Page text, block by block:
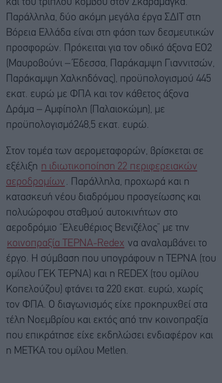
και του τριπλού κόμβου στον Σκαραμαγκά.
Παράλληλα, δύο ακόμη μεγάλα έργα ΣΔΙΤ στη
Βόρεια Ελλάδα είναι στη φάση των δεσμευτικών
προσφορών. Πρόκειται για τον οδικό άξονα ΕΟ2
(Μαυροβούνι – Έδεσσα, Παράκαμψη Γιαννιτσών,
Παράκαμψη Χαλκηδόνας), προϋπολογισμού 445
εκατ. ευρώ με ΦΠΑ και τον κάθετος άξονα
Δράμα – Αμφίπολη (Παλαιοκώμη), με
προϋπολογισμό248,5 εκατ. ευρώ.
Στον τομέα των αερομεταφορών, βρίσκεται σε
εξέλιξη η ιδιωτικοποίηση 22 περιφερειακών
αεροδρομίων . Παράλληλα, προχωρά και η
κατασκευή νέου διαδρόμου προσγείωσης και
πολυώροφου σταθμού αυτοκινήτων στο
αεροδρόμιο “Ελευθέριος Βενιζέλος” με την
κοινοπραξία ΤΕΡΝΑ-Redex να αναλαμβάνει το
έργο. Η σύμβαση που υπογράφουν η ΤΕΡΝΑ (του
ομίλου ΓΕΚ ΤΕΡΝΑ) και η REDEX (του ομίλου
Κοπελούζου) φτάνει τα 220 εκατ. ευρώ, χωρίς
τον ΦΠΑ. Ο διαγωνισμός είχε προκηρυχθεί στα
τέλη Νοεμβρίου και εκτός από την κοινοπραξία
που επικράτησε είχε εκδηλώσει ενδιαφέρον και
η ΜΕΤΚΑ του ομίλου Metlen.